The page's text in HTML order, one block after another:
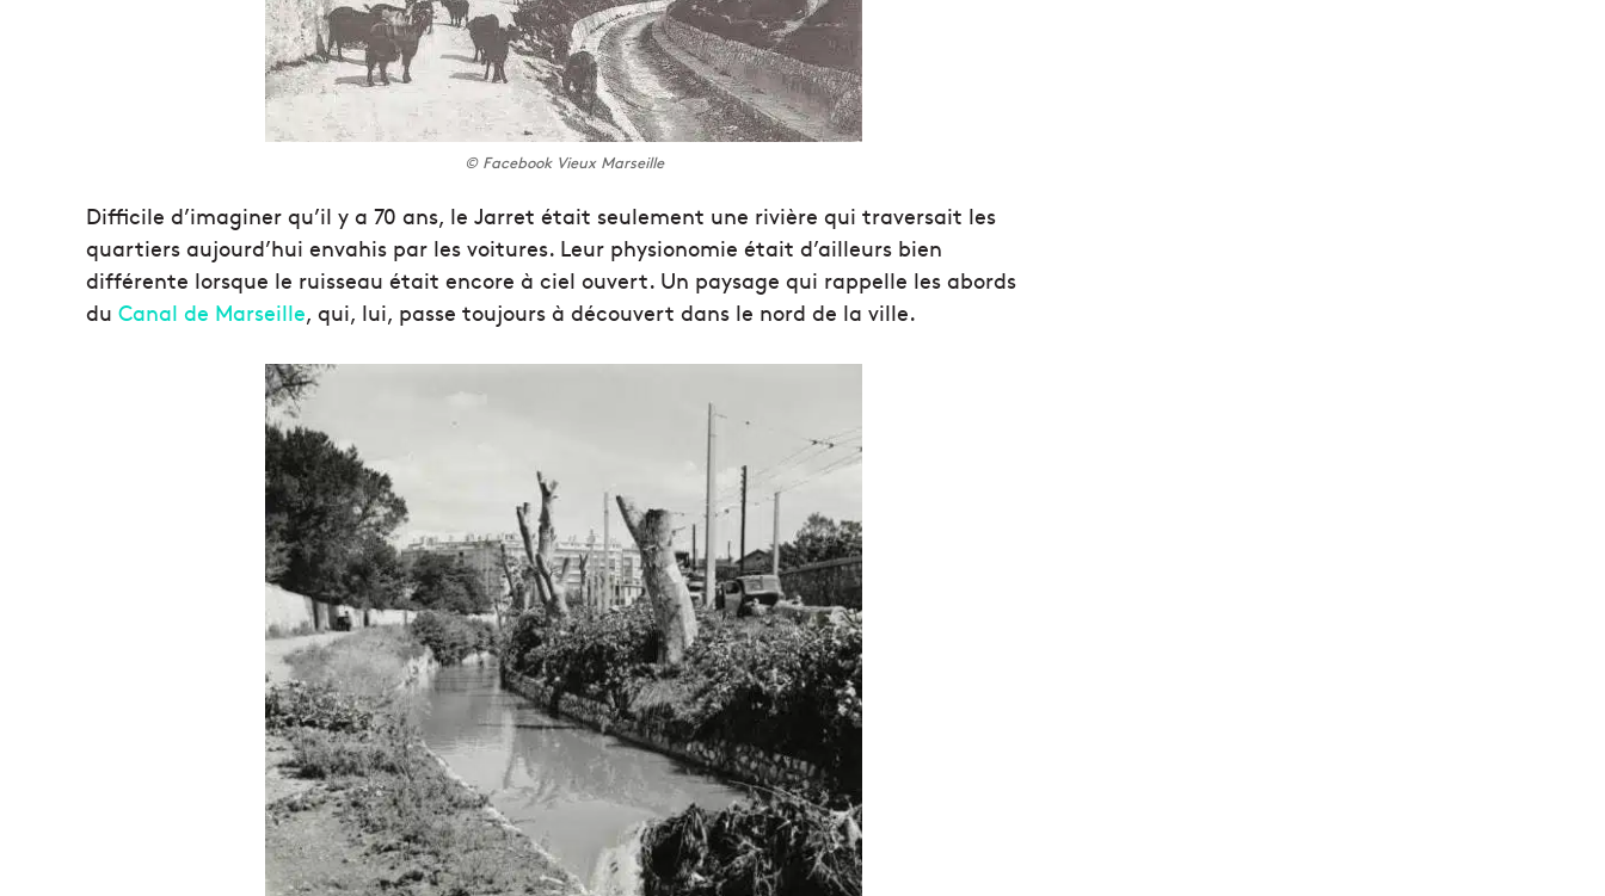
© Facebook Vieux Marseille
Difficile d’imaginer qu’il y a 70 ans, le Jarret était seulement une rivière qui traversait les
quartiers aujourd’hui envahis par les voitures. Leur physionomie était d’ailleurs bien
différente lorsque le ruisseau était encore à ciel ouvert. Un paysage qui rappelle les abords
du Canal de Marseille, qui, lui, passe toujours à découvert dans le nord de la ville.